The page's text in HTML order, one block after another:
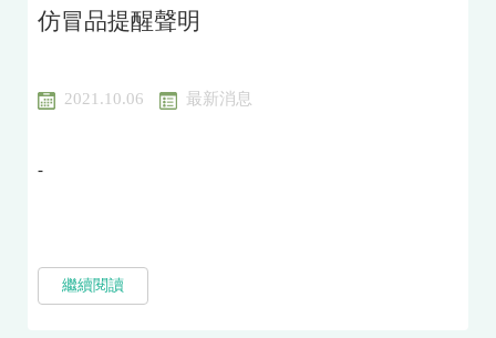
仿冒品提醒聲明
2021.10.06 最新消息
-
繼續閱讀